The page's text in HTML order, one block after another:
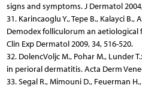
signs and symptoms. J Dermatol
31. Karincaoglu Y., Tepe B., Kalayci B.,
Demodex folliculorum an
Clin Exp Dermatol 2009, 34, 516-520.
32. DolencVoljc M., Pohar M., Lunder
in perioral dermatitis. Acta Derm
33. Segal R., Mimouni D., Feuerman